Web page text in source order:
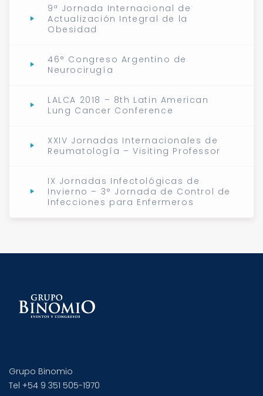
9ª Jornada Internacional de
Actualización Integral de la
Obesidad
46° Congreso Argentino de
Neurocirugía
LALCA 2018 – 8th Latin American
Lung Cancer Conference
XXIV Jornadas Internacionales de
Reumatología – Visiting Professor
IX Jornadas Infectológicas de
Invierno – 3° Jornada de Control de
Infecciones para Enfermeros
Grupo Binomio
Tel +54 9 351 505-1970